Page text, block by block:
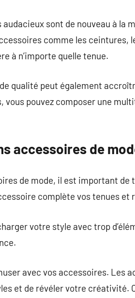
sont de nouveau à la
comme les ceintures,
à n’importe quelle tenue.
qualité peut également
pouvez composer une
accessoires de
de mode, il est important
complète vos tenues
votre style avec trop
avec vos accessoires. Les
et de révéler votre créativité.